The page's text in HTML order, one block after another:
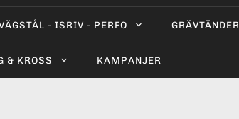
- ISRIV - PERFO GRÄVTÄNDER
& KROSS KAMPANJER